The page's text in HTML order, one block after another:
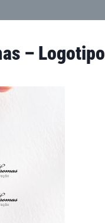
– Logotipo